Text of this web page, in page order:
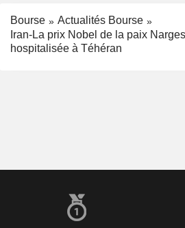
Bourse
Actualités Bourse
Iran-La prix Nobel de la paix
hospitalisée à Téhéran